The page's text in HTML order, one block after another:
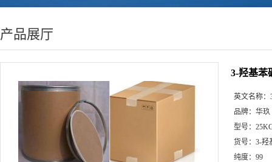
产品展厅
3-羟基苯
英文名称：
品牌： 华玖
型号：
货号： 3-羟
纯度： 99